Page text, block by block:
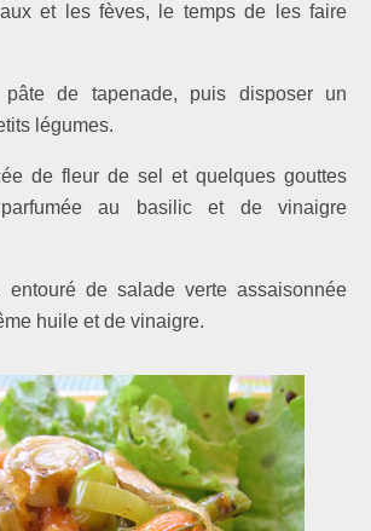
et les fèves, le temps de les faire
pâte de tapenade, puis disposer un
légumes.
de fleur de sel et quelques gouttes
parfumée au basilic et de vinaigre
de salade verte assaisonnée
huile et de vinaigre.